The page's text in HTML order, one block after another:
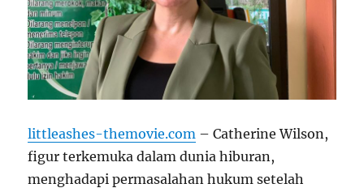
littleashes-themovie.com – Catherine Wilson,
figur terkemuka dalam dunia hiburan,
menghadapi permasalahan hukum setelah